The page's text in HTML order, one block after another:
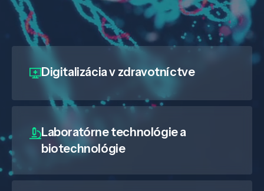
Digitalizáciav zdravotníctve
Laboratórne technológie a
biotechnológie